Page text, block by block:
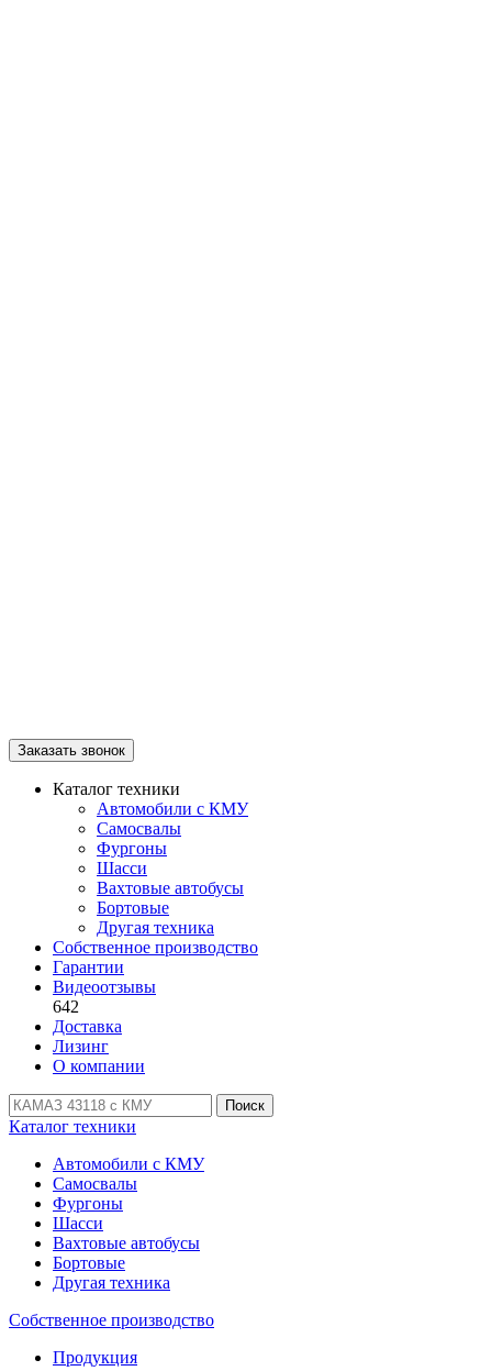
Заказать звонок
Каталог техники
Автомобили с КМУ
Самосвалы
Фургоны
Шасси
Вахтовые автобусы
Бортовые
Другая техника
Собственное производство
Гарантии
Видеоотзывы
642
Доставка
Лизинг
О компании
Поиск
Каталог техники
Автомобили с КМУ
Самосвалы
Фургоны
Шасси
Вахтовые автобусы
Бортовые
Другая техника
Собственное производство
Продукция